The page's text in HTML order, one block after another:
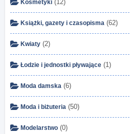
Kosmetyki (12)
Książki, gazety i czasopisma (62)
Kwiaty (2)
Łodzie i jednostki pływające (1)
Moda damska (6)
Moda i biżuteria (50)
Modelarstwo (0)